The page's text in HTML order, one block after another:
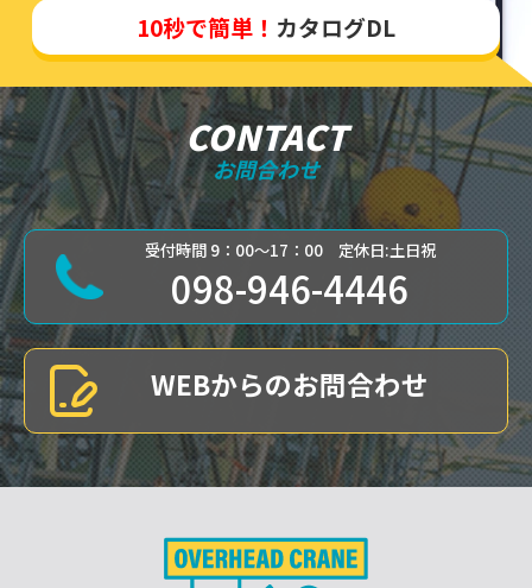
10秒で簡単！ カタログDL
CONTACT
お問合わせ
受付時間 9：00～17：00 定休日:土日祝
098-946-4446
WEBからのお問合わせ